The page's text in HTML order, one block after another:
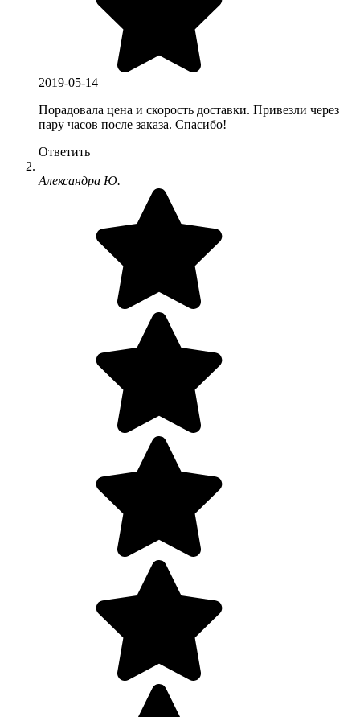
2019-05-14
Порадовала цена и скорость доставки. Привезли через
пару часов после заказа. Спасибо!
Ответить
Александра Ю.